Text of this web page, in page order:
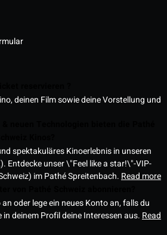
deinen Film sowie deine Vorstellung und
spektakuläres Kinoerlebnis in unseren
Entdecke unser \"Feel like a star!\"-VIP-
im Pathé Spreitenbach. Read more
oder lege ein neues Konto an, falls du
deinem Profil deine Interessen aus. Read